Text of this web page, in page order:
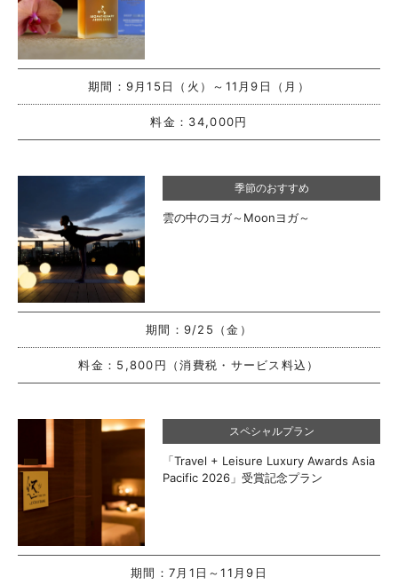
期間： 9月15日（火）～11月9日（月）
料金： 34,000円
季節のおすすめ
雲の中のヨガ～Moonヨガ～
期間： 9/25（金）
料金： 5,800円（消費税・サービス料込）
スペシャルプラン
「Travel + Leisure Luxury Awards Asia
Pacific 2026」受賞記念プラン
期間： 7月1日～11月9日